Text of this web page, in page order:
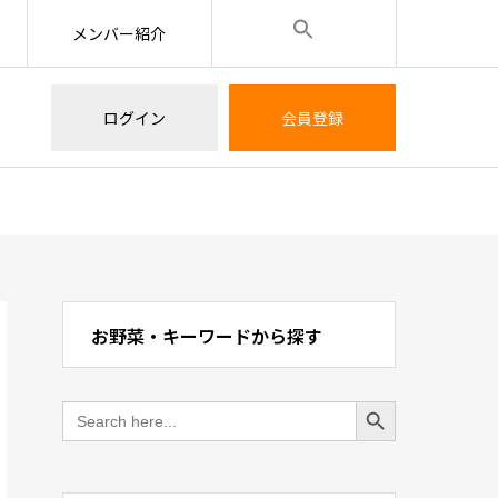
ログイン 会員登録
メンバー紹介
お野菜・キーワードから探す
Search
for:
Search Button